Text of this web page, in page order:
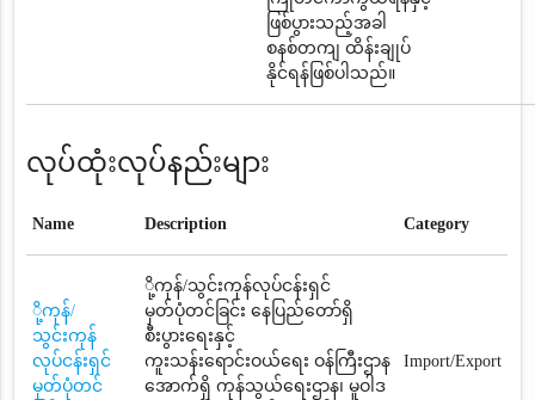
ဖြစ်ပွားသည့်အခါ
စနစ်တကျ ထိန်းချုပ်
နိုင်ရန်ဖြစ်ပါသည်။
လုပ်ထုံးလုပ်နည်းများ
Name Description Category
ို့ကုန်/
သွင်းကုန်
လုပ်ငန်းရှင်
မှတ်ပုံတင်
ို့ကုန်/သွင်းကုန်လုပ်ငန်းရှင်
မှတ်ပုံတင်ခြင်း နေပြည်တော်ရှိ
စီးပွားရေးနှင့်
ကူးသန်းရောင်းဝယ်ရေး ဝန်ကြီးဌာန
အောက်ရှိ ကုန်သွယ်ရေးဌာန၊ မူဝါဒ
Import/Export